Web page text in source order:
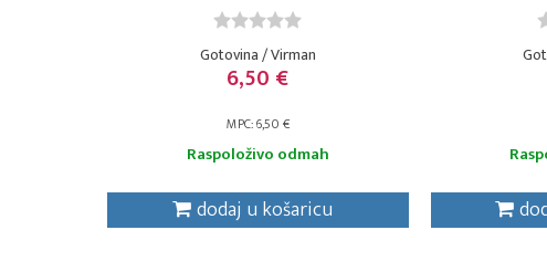
Gotovina / Virman
6,50 €
MPC: 6,50 €
Raspoloživo odmah
dodaj u košaricu